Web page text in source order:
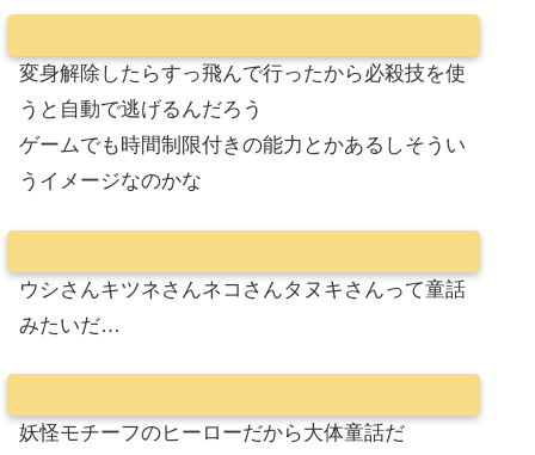
変身解除したらすっ飛んで行ったから必殺技を使
うと自動で逃げるんだろう
ゲームでも時間制限付きの能力とかあるしそうい
うイメージなのかな
ウシさんキツネさんネコさんタヌキさんって童話
みたいだ…
妖怪モチーフのヒーローだから大体童話だ